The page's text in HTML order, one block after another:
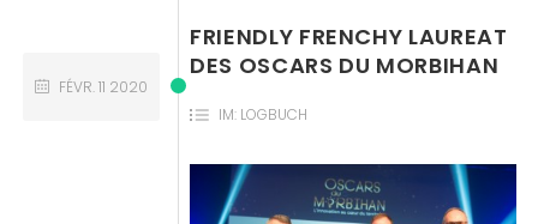
FRIENDLY FRENCHY LAUREAT
DES OSCARS DU MORBIHAN
IM: LOGBUCH
FÉVR.11 2020